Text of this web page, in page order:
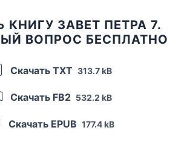
КНИГУ ЗАВЕТ ПЕТРА 7.
ВОПРОС БЕСПЛАТНО
Скачать TXT 313.7 kB
Скачать FB2 532.2 kB
Скачать EPUB 177.4 kB